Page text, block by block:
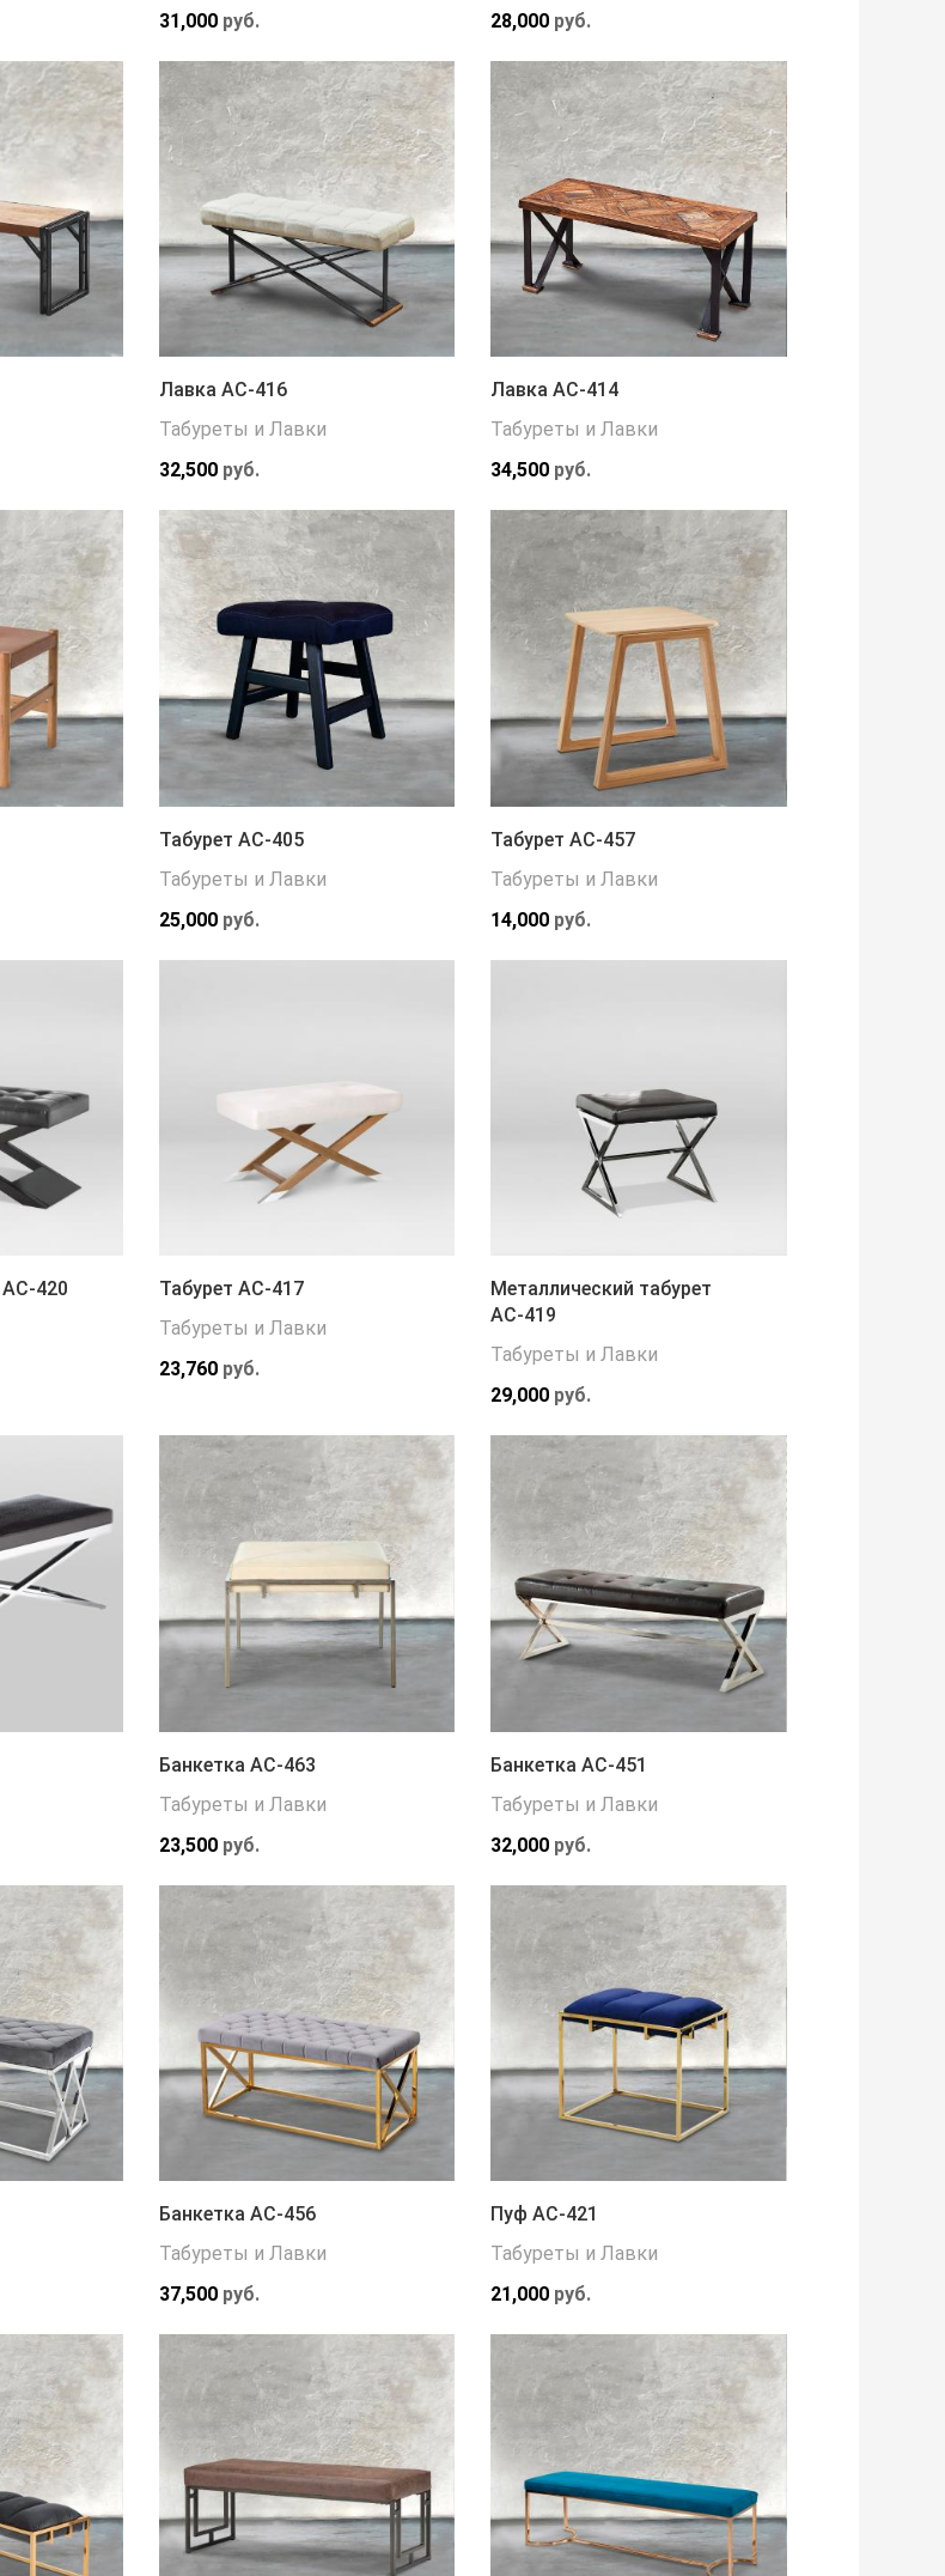
31,000руб.
28,000 руб.
Лавка АС-416
Табуреты и Лавки
32,500руб.
Лавка АС-414
Табуреты и Лавки
34,500 руб.
Табурет АС-405
Табуреты и Лавки
25,000руб.
Табурет АС-457
Табуреты и Лавки
14,000 руб.
АС-420
Табурет АС-417
Табуреты и Лавки
23,760руб.
Металлический табурет
АС-419
Табуреты и Лавки
29,000 руб.
Банкетка АС-463
Табуреты и Лавки
23,500руб.
Банкетка АС-451
Табуреты и Лавки
32,000 руб.
Банкетка АС-456
Табуреты и Лавки
37,500руб.
Пуф АС-421
Табуреты и Лавки
21,000 руб.